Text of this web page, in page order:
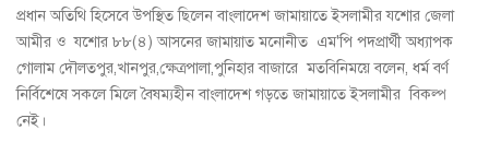
প্রধান অতিথি হিসেবে উপস্থিত ছিলেন বাংলাদেশ জামায়াতে ইসলামীর যশোর জেলা
আমীর ও যশোর ৮৮(৪) আসনের জামায়াত মনোনীত এম'পি পদপ্রার্থী অধ্যাপক
গোলাম দৌলতপুর,খানপুর,ক্ষেত্রপালা,পুনিহার বাজারে মতবিনিময়ে বলেন, ধর্ম বর্ণ
নির্বিশেষে সকলে মিলে বৈষম্যহীন বাংলাদেশ গড়তে জামায়াতে ইসলামীর বিকল্প
নেই।